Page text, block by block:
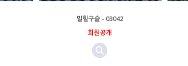
밀힐구슬 - 03042
회원공개